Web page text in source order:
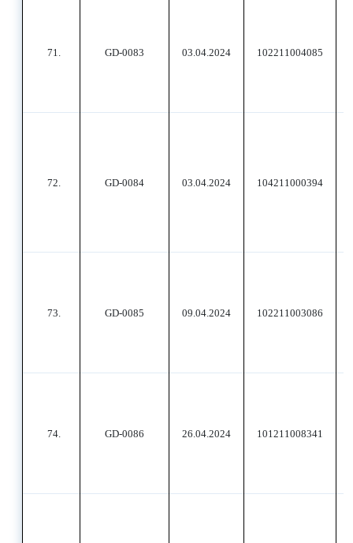
71. GD-0083 03.04.2024 102211004085
72. GD-0084 03.04.2024 104211000394
73. GD-0085 09.04.2024 102211003086
74. GD-0086 26.04.2024 101211008341